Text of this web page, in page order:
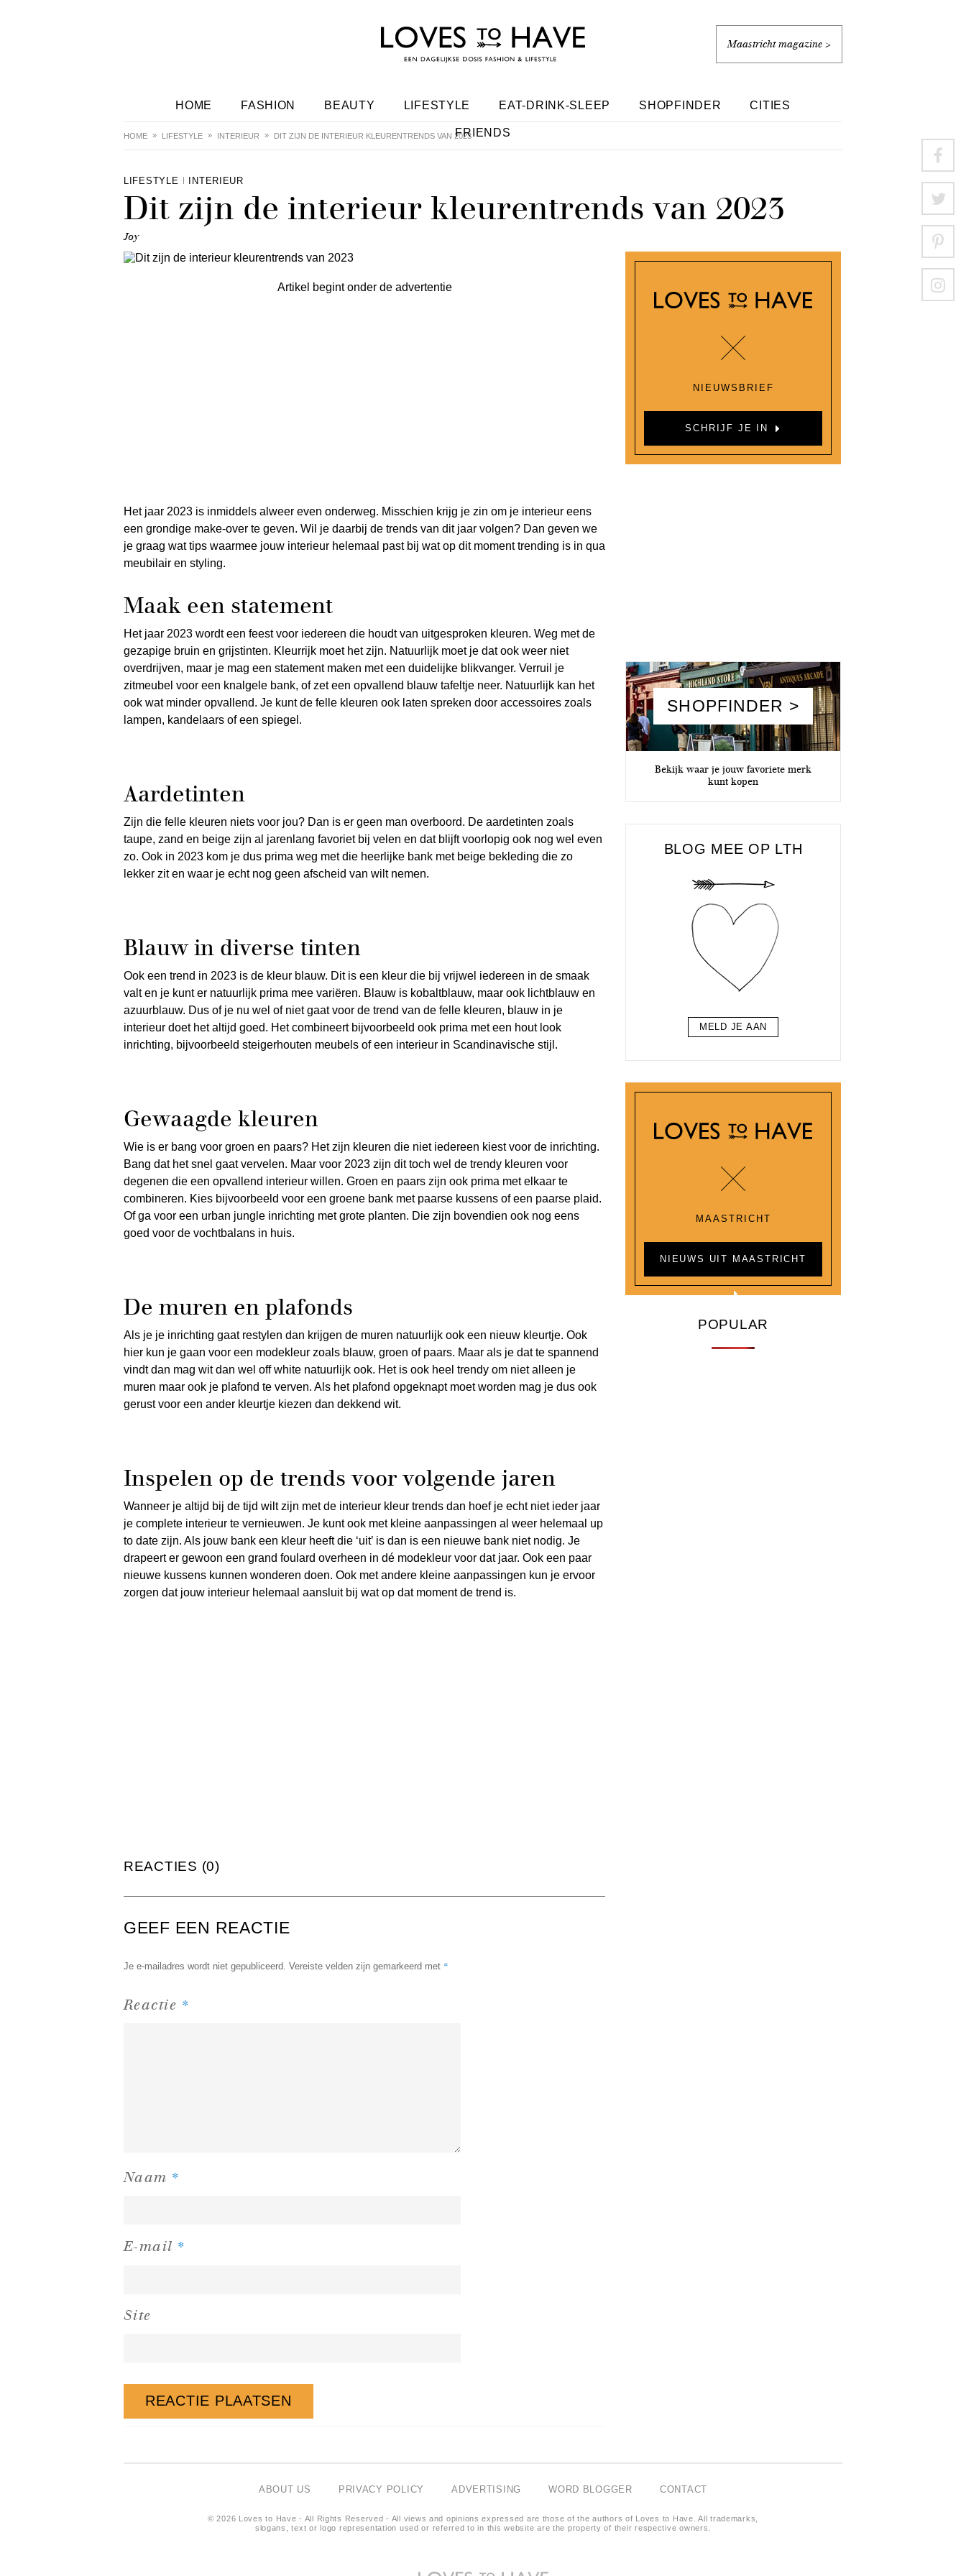
Maastricht magazine >
HOME FASHION BEAUTY LIFESTYLE EAT-DRINK-SLEEP SHOPFINDER CITIES
FRIENDS
HOME LIFESTYLE INTERIEUR DIT ZIJN DE INTERIEUR KLEURENTRENDS VAN 2023
LIFESTYLE INTERIEUR
Dit zijn de interieur kleurentrends van 2023
Joy
Artikel begint onder de advertentie
Het jaar 2023 is inmiddels alweer even onderweg. Misschien krijg je zin om je interieur eens
een grondige make-over te geven. Wil je daarbij de trends van dit jaar volgen? Dan geven we
je graag wat tips waarmee jouw interieur helemaal past bij wat op dit moment trending is in qua
meubilair en styling.
Maak een statement
Het jaar 2023 wordt een feest voor iedereen die houdt van uitgesproken kleuren. Weg met de
gezapige bruin en grijstinten. Kleurrijk moet het zijn. Natuurlijk moet je dat ook weer niet
overdrijven, maar je mag een statement maken met een duidelijke blikvanger. Verruil je
zitmeubel voor een knalgele bank, of zet een opvallend blauw tafeltje neer. Natuurlijk kan het
ook wat minder opvallend. Je kunt de felle kleuren ook laten spreken door accessoires zoals
lampen, kandelaars of een spiegel.
Aardetinten
Zijn die felle kleuren niets voor jou? Dan is er geen man overboord. De aardetinten zoals
taupe, zand en beige zijn al jarenlang favoriet bij velen en dat blijft voorlopig ook nog wel even
zo. Ook in 2023 kom je dus prima weg met die heerlijke bank met beige bekleding die zo
lekker zit en waar je echt nog geen afscheid van wilt nemen.
Blauw in diverse tinten
Ook een trend in 2023 is de kleur blauw. Dit is een kleur die bij vrijwel iedereen in de smaak
valt en je kunt er natuurlijk prima mee variëren. Blauw is kobaltblauw, maar ook lichtblauw en
azuurblauw. Dus of je nu wel of niet gaat voor de trend van de felle kleuren, blauw in je
interieur doet het altijd goed. Het combineert bijvoorbeeld ook prima met een hout look
inrichting, bijvoorbeeld steigerhouten meubels of een interieur in Scandinavische stijl.
Gewaagde kleuren
Wie is er bang voor groen en paars? Het zijn kleuren die niet iedereen kiest voor de inrichting.
Bang dat het snel gaat vervelen. Maar voor 2023 zijn dit toch wel de trendy kleuren voor
degenen die een opvallend interieur willen. Groen en paars zijn ook prima met elkaar te
combineren. Kies bijvoorbeeld voor een groene bank met paarse kussens of een paarse plaid.
Of ga voor een urban jungle inrichting met grote planten. Die zijn bovendien ook nog eens
goed voor de vochtbalans in huis.
De muren en plafonds
Als je je inrichting gaat restylen dan krijgen de muren natuurlijk ook een nieuw kleurtje. Ook
hier kun je gaan voor een modekleur zoals blauw, groen of paars. Maar als je dat te spannend
vindt dan mag wit dan wel off white natuurlijk ook. Het is ook heel trendy om niet alleen je
muren maar ook je plafond te verven. Als het plafond opgeknapt moet worden mag je dus ook
gerust voor een ander kleurtje kiezen dan dekkend wit.
Inspelen op de trends voor volgende jaren
Wanneer je altijd bij de tijd wilt zijn met de interieur kleur trends dan hoef je echt niet ieder jaar
je complete interieur te vernieuwen. Je kunt ook met kleine aanpassingen al weer helemaal up
to date zijn. Als jouw bank een kleur heeft die ‘uit’ is dan is een nieuwe bank niet nodig. Je
drapeert er gewoon een grand foulard overheen in dé modekleur voor dat jaar. Ook een paar
nieuwe kussens kunnen wonderen doen. Ook met andere kleine aanpassingen kun je ervoor
zorgen dat jouw interieur helemaal aansluit bij wat op dat moment de trend is.
REACTIES (0)
GEEF EEN REACTIE
Je e-mailadres wordt niet gepubliceerd. Vereiste velden zijn gemarkeerd met *
Reactie *
Naam *
E-mail *
Site
NIEUWSBRIEF
SCHRIJF JE IN
SHOPFINDER >
Bekijk waar je jouw favoriete merk
kunt kopen
BLOG MEE OP LTH
MELD JE AAN
MAASTRICHT
NIEUWS UIT MAASTRICHT
POPULAR
ABOUT US PRIVACY POLICY ADVERTISING WORD BLOGGER CONTACT
© 2026 Loves to Have - All Rights Reserved - All views and opinions expressed are those of the authors of Loves to Have. All trademarks,
slogans, text or logo representation used or referred to in this website are the property of their respective owners.